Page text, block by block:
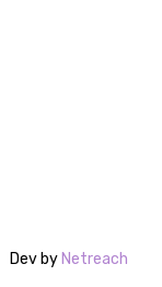
Dev byNetreach